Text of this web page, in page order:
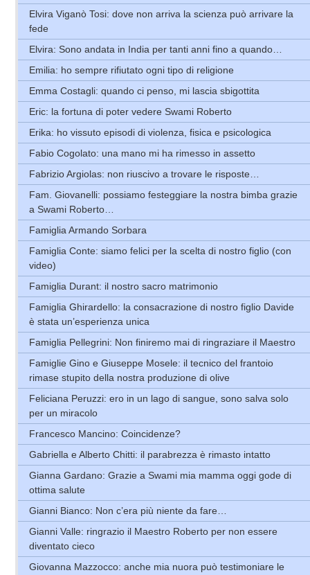
Elvira Viganò Tosi: dove non arriva la scienza può arrivare la
fede
Elvira: Sono andata in India per tanti anni fino a quando…
Emilia: ho sempre rifiutato ogni tipo di religione
Emma Costagli: quando ci penso, mi lascia sbigottita
Eric: la fortuna di poter vedere Swami Roberto
Erika: ho vissuto episodi di violenza, fisica e psicologica
Fabio Cogolato: una mano mi ha rimesso in assetto
Fabrizio Argiolas: non riuscivo a trovare le risposte…
Fam. Giovanelli: possiamo festeggiare la nostra bimba grazie
a Swami Roberto…
Famiglia Armando Sorbara
Famiglia Conte: siamo felici per la scelta di nostro figlio (con
video)
Famiglia Durant: il nostro sacro matrimonio
Famiglia Ghirardello: la consacrazione di nostro figlio Davide
è stata un’esperienza unica
Famiglia Pellegrini: Non finiremo mai di ringraziare il Maestro
Famiglie Gino e Giuseppe Mosele: il tecnico del frantoio
rimase stupito della nostra produzione di olive
Feliciana Peruzzi: ero in un lago di sangue, sono salva solo
per un miracolo
Francesco Mancino: Coincidenze?
Gabriella e Alberto Chitti: il parabrezza è rimasto intatto
Gianna Gardano: Grazie a Swami mia mamma oggi gode di
ottima salute
Gianni Bianco: Non c’era più niente da fare…
Gianni Valle: ringrazio il Maestro Roberto per non essere
diventato cieco
Giovanna Mazzocco: anche mia nuora può testimoniare le